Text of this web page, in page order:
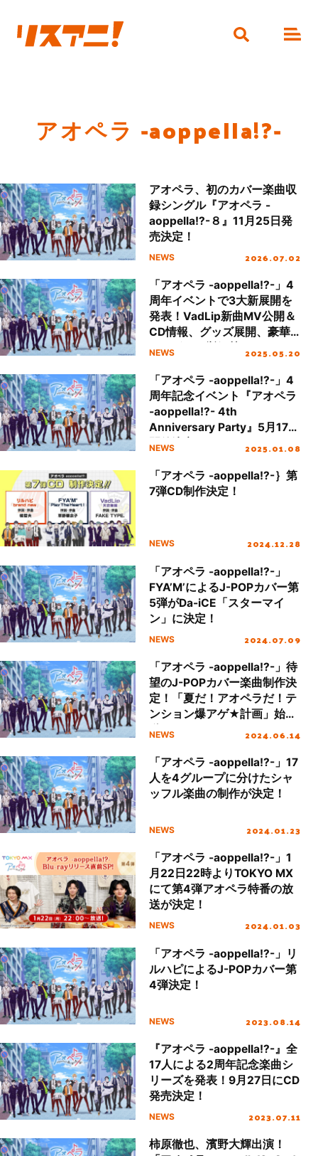
アオペラ -aoppella!?-
アオペラ、初のカバー楽曲収
録シングル『アオペラ -
aoppella!?-８』11月25日発
売決定！
NEWS 2026.07.02
「アオペラ -aoppella!?-」4
周年イベントで3大新展開を
発表！VadLip新曲MV公開＆
CD情報、グッズ展開、豪華
コラボを一挙解禁！
NEWS 2025.05.20
「アオペラ -aoppella!?-」4
周年記念イベント『アオペラ
-aoppella!?- 4th
Anniversary Party』5月17日
開催決定！
NEWS 2025.01.08
「アオペラ -aoppella!?-｝第
7弾CD制作決定！
NEWS 2024.12.28
「アオペラ -aoppella!?-」
FYA’M’によるJ-POPカバー第
5弾がDa-iCE「スターマイ
ン」に決定！
NEWS 2024.07.09
「アオペラ -aoppella!?-」待
望のJ-POPカバー楽曲制作決
定！「夏だ！アオペラだ！テ
ンション爆アゲ★計画」始
動！
NEWS 2024.06.14
「アオペラ -aoppella!?-」17
人を4グループに分けたシャ
ッフル楽曲の制作が決定！
NEWS 2024.01.23
「アオペラ -aoppella!?-」1
月22日22時よりTOKYO MX
にて第4弾アオペラ特番の放
送が決定！
NEWS 2024.01.03
「アオペラ -aoppella!?-」リ
ルハピによるJ-POPカバー第
4弾決定！
NEWS 2023.08.14
『アオペラ -aoppella!?-』全
17人による2周年記念楽曲シ
リーズを発表！9月27日にCD
発売決定！
NEWS 2023.07.11
柿原徹也、濱野大輝出演！